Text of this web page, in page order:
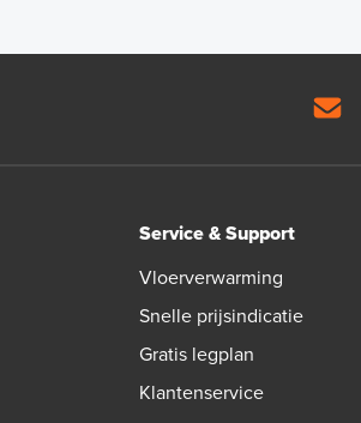
Service & Support
Vloerverwarming
Snelle prijsindicatie
Gratis legplan
Klantenservice